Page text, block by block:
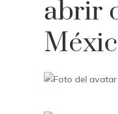
abrir